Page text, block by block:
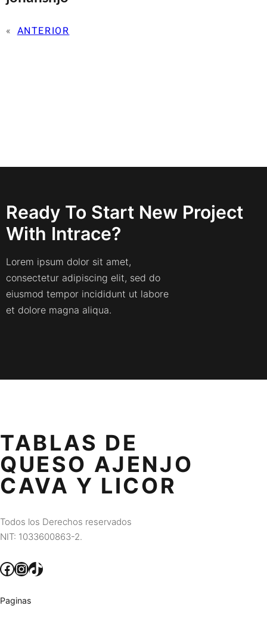
« ANTERIOR
Ready To Start New Project
With Intrace?
Lorem ipsum dolor sit amet,
consectetur adipiscing elit, sed do
eiusmod tempor incididunt ut labore
et dolore magna aliqua.
TABLAS DE
QUESO AJENJO
CAVA Y LICOR
Todos los Derechos reservados
NIT: 1033600863-2.
Facebook InstagramTikTok
Paginas